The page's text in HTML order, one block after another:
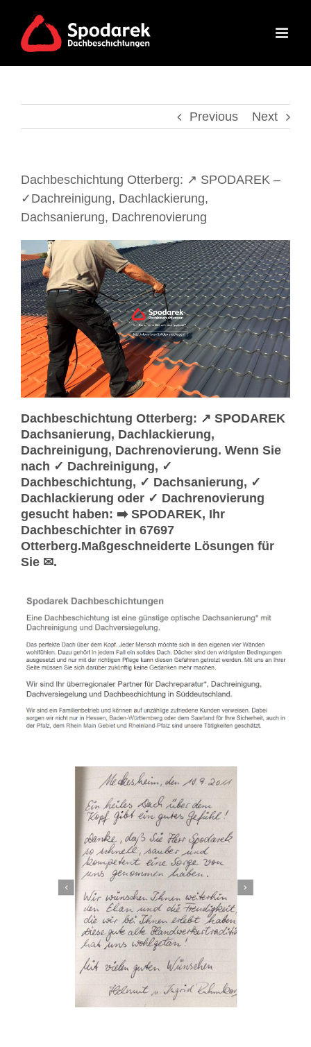
content
Previous Next
Dachbeschichtung Otterberg: ↗️ SPODAREK –
✓Dachreinigung, Dachlackierung,
Dachsanierung, Dachrenovierung
Dachbeschichtung Otterberg: ↗️ SPODAREK
Dachsanierung, Dachlackierung,
Dachreinigung, Dachrenovierung. Wenn Sie
nach ✓ Dachreinigung, ✓
Dachbeschichtung, ✓ Dachsanierung, ✓
Dachlackierung oder ✓ Dachrenovierung
gesucht haben: ➡️ SPODAREK, Ihr
Dachbeschichter in 67697
Otterberg.Maßgeschneiderte Lösungen für
Sie ✉.